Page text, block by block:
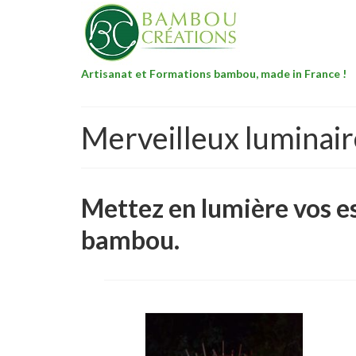
Artisanat et Formations bambou, made in France !
Merveilleux
Mettez en lumière vos
bambou.